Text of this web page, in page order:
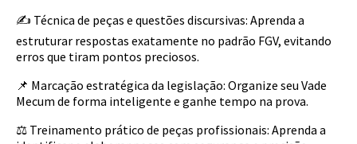
✍️ Técnica de peças e questões discursivas: Aprenda a
estruturar respostas exatamente no padrão FGV, evitando
erros que tiram pontos preciosos.
📌 Marcação estratégica da legislação: Organize seu Vade
Mecum de forma inteligente e ganhe tempo na prova.
⚖️ Treinamento prático de peças profissionais: Aprenda a